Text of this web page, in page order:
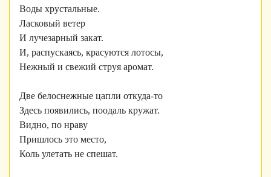
Воды хрустальные.
Ласковый ветер
И лучезарный закат.
И, распускаясь, красуются лотосы,
Нежный и свежий струя аромат.
Две белоснежные цапли откуда-то
Здесь появились, поодаль кружат.
Видно, по нраву
Пришлось это место,
Коль улетать не спешат.